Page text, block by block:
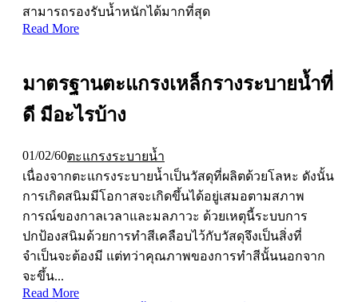
สามารถรองรับน้ำหนักได้มากที่สุด
Read More
มาตรฐานตะแกรงเหล็กรางระบายน้ำที่
ดี มีอะไรบ้าง
01/02/60ตะแกรงระบายน้ำ
เนื่องจากตะแกรงระบายน้ำเป็นวัสดุที่ผลิตด้วยโลหะ ดังนั้น
การเกิดสนิมมีโอกาสจะเกิดขึ้นได้อยู่เสมอตามสภาพ
การณ์ของกาลเวลาและมลภาวะ ด้วยเหตุนี้ระบบการ
ปกป้องสนิมด้วยการทำสีเคลือบไว้กับวัสดุจึงเป็นสิ่งที่
จำเป็นจะต้องมี แต่ทว่าคุณภาพของการทำสีนั้นนอกจาก
จะขึ้น...
Read More